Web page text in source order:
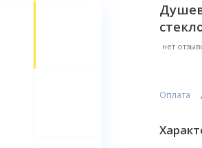
нет
Оплата